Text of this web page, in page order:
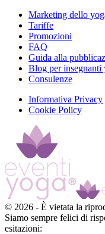
Marketing dello
Tariffe
Promozioni
FAQ
Guida alla
Blog per insegnanti
Consulenze
Informativa Privacy
Cookie Policy
© 2026 - È vietata la
Siamo sempre felici di
esitazioni: